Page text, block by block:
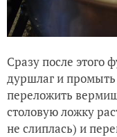
Сразу после этого
дуршлаг и промыть
переложить
столовую ложку
не слиплась) и